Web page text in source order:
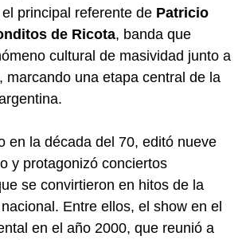
principal referente de Patricio
de Ricota, banda que
cultural de masividad junto a
, marcando una etapa central de la
en la década del 70, editó nueve
y protagonizó conciertos
se convirtieron en hitos de la
Entre ellos, el show en el
en el año 2000, que reunió a